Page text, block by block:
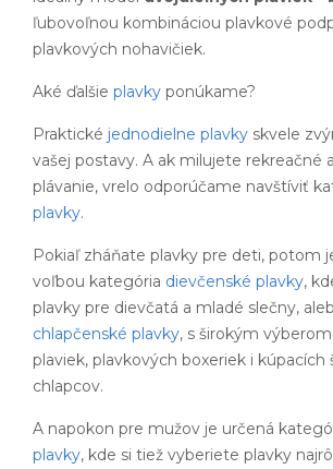
ľubovoľnou kombináciou plavkové
plavkových nohavičiek.
Aké ďalšie plavky ponúkame?
Praktické jednodielne plavky skvele
vašej postavy. A ak milujete rekreačné
plávanie, vrelo odporúčame navštíviť
plavky.
Pokiaľ zháňate plavky pre deti, potom
voľbou kategória dievčenské plavky,
plavky pre dievčatá a mladé slečny,
chlapčenské plavky, s širokým
plaviek, plavkových boxeriek i kúpacích
chlapcov.
A napokon pre mužov je určená
plavky, kde si tiež vyberiete plavky